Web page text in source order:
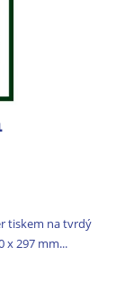
tiskem na tvrdý
x 297 mm...